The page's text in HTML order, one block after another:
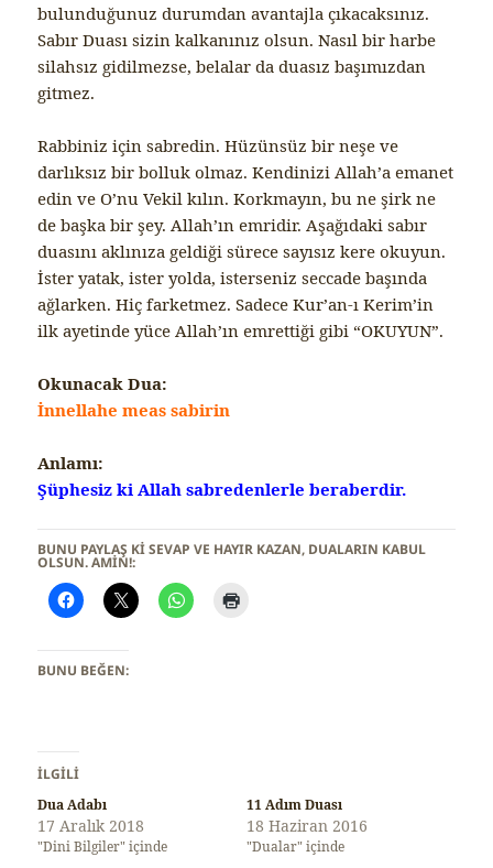
bulunduğunuz durumdan avantajla çıkacaksınız.
Sabır Duası sizin kalkanınız olsun. Nasıl bir harbe
silahsız gidilmezse, belalar da duasız başımızdan
gitmez.
Rabbiniz için sabredin. Hüzünsüz bir neşe ve
darlıksız bir bolluk olmaz. Kendinizi Allah’a emanet
edin ve O’nu Vekil kılın. Korkmayın, bu ne şirk ne
de başka bir şey. Allah’ın emridir. Aşağıdaki sabır
duasını aklınıza geldiği sürece sayısız kere okuyun.
İster yatak, ister yolda, isterseniz seccade başında
ağlarken. Hiç farketmez. Sadece Kur’an-ı Kerim’in
ilk ayetinde yüce Allah’ın emrettiği gibi “OKUYUN”.
Okunacak Dua:
İnnellahe meas sabirin
Anlamı:
Şüphesiz ki Allah sabredenlerle beraberdir.
BUNU PAYLAŞ KI SEVAP VE HAYIR KAZAN, DUALARIN KABUL
OLSUN. AMİN!:
BUNU BEĞEN:
İLGILI
Dua Adabı
17 Aralık 2018
"Dini Bilgiler" içinde
11 Adım Duası
18 Haziran 2016
"Dualar" içinde